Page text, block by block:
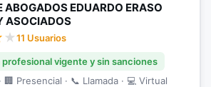
ABOGADOS EDUARDO ERASO
ASOCIADOS
11 Usuarios
vigente y sin sanciones
🏢 Presencial · 📞 Llamada · 💻 Virtual